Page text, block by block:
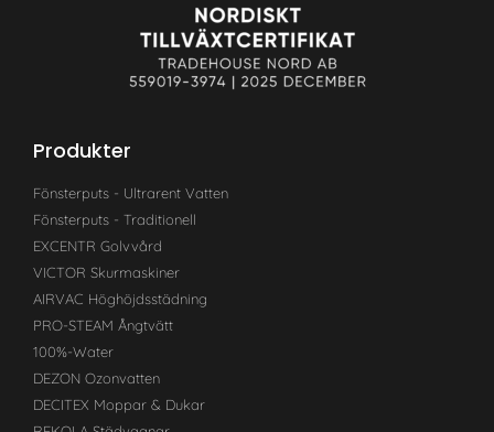
Produkter
Fönsterputs - Ultrarent Vatten
Fönsterputs - Traditionell
EXCENTR Golvvård
VICTOR Skurmaskiner
AIRVAC Höghöjdsstädning
PRO-STEAM Ångtvätt
100%-Water
DEZON Ozonvatten
DECITEX Moppar & Dukar